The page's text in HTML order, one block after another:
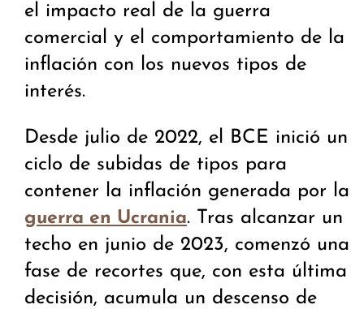
el impacto real de la guerra
comercial y el comportamiento de la
inflación con los nuevos tipos de
interés.
Desde julio de 2022, el BCE inició un
ciclo de subidas de tipos para
contener la inflación generada por la
guerra en Ucrania. Tras alcanzar un
techo en junio de 2023, comenzó una
fase de recortes que, con esta última
decisión, acumula un descenso de